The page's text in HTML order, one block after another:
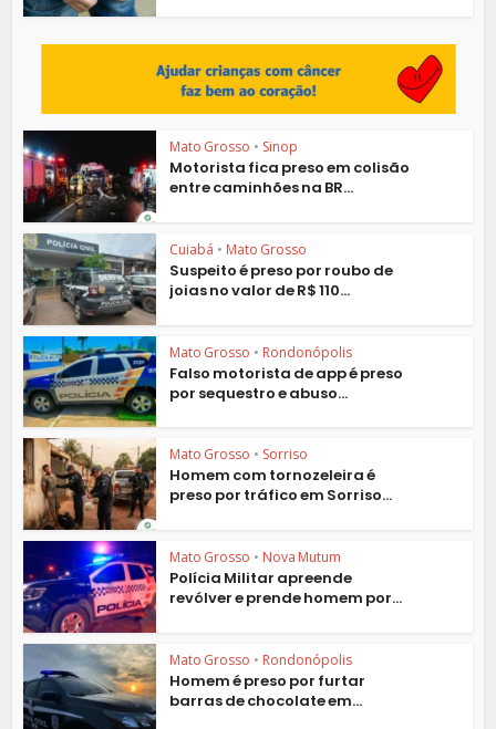
Mato Grosso • Sinop
Motorista fica preso em colisão
entre caminhões na BR...
Cuiabá • Mato Grosso
Suspeito é preso por roubo de
joias no valor de R$ 110...
Mato Grosso • Rondonópolis
Falso motorista de app é preso
por sequestro e abuso...
Mato Grosso • Sorriso
Homem com tornozeleira é
preso por tráfico em Sorriso...
Mato Grosso • Nova Mutum
Polícia Militar apreende
revólver e prende homem por...
Mato Grosso • Rondonópolis
Homem é preso por furtar
barras de chocolate em...